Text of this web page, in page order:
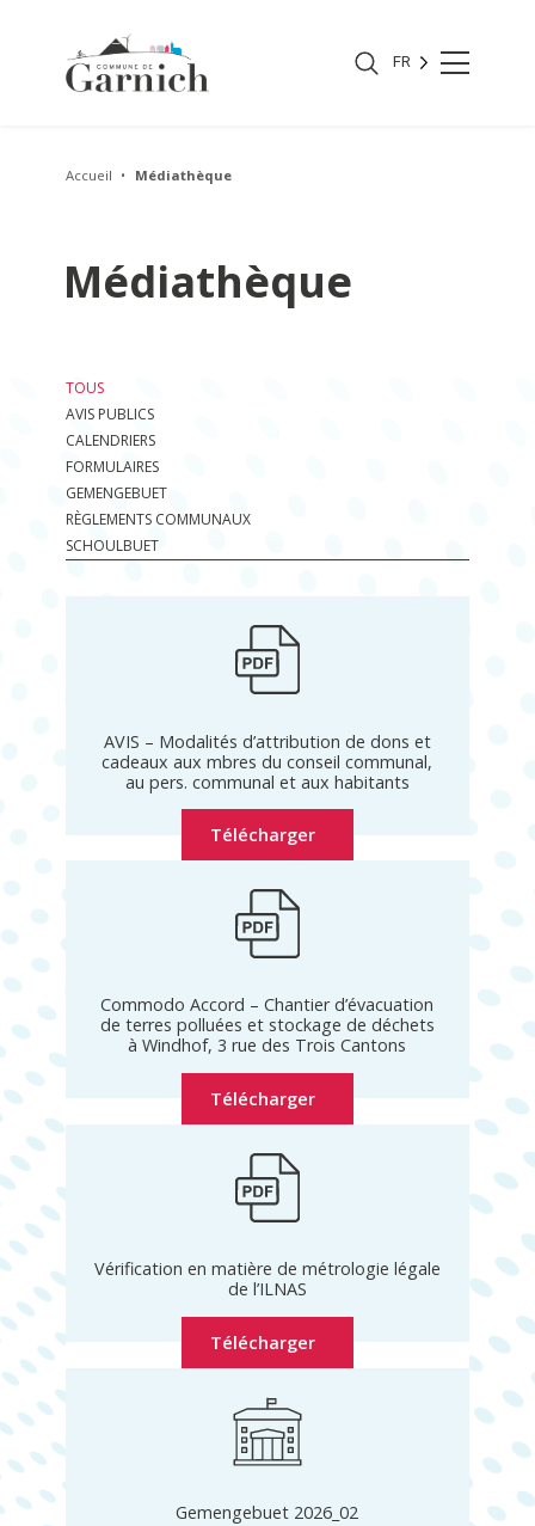
FR
Accueil Médiathèque
Médiathèque
TOUS
AVIS PUBLICS
CALENDRIERS
FORMULAIRES
GEMENGEBUET
RÈGLEMENTS COMMUNAUX
SCHOULBUET
AVIS – Modalités d’attribution de dons et
cadeaux aux mbres du conseil communal,
au pers. communal et aux habitants
Télécharger
Commodo Accord – Chantier d’évacuation
de terres polluées et stockage de déchets
à Windhof, 3 rue des Trois Cantons
Télécharger
Vérification en matière de métrologie légale
de l’ILNAS
Télécharger
Gemengebuet 2026_02